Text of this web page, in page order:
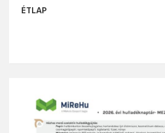
ÉTLAP